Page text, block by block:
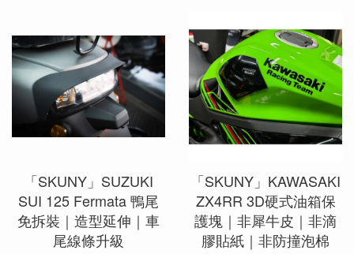
「SKUNY」SUZUKI
SUI 125 Fermata 鴨尾
免拆裝｜造型延伸｜車
尾線條升級
「SKUNY」KAWASAKI
ZX4RR 3D硬式油箱保
護塊｜非犀牛皮｜非滴
膠貼紙｜非防撞泡棉